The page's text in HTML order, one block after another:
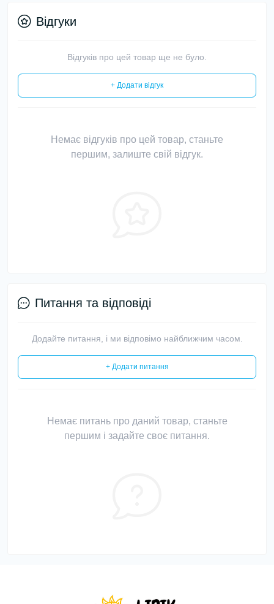
Відгуки
Відгуків про цей товар ще не було.
+ Додати відгук
Немає відгуків про цей товар, станьте
першим, залиште свій відгук.
Питання та відповіді
Додайте питання, і ми відповімо найближчим часом.
+ Додати питання
Немає питань про даний товар, станьте
першим і задайте своє питання.